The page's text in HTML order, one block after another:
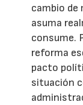
cambio de
asuma
consume.
reforma
pacto
situación